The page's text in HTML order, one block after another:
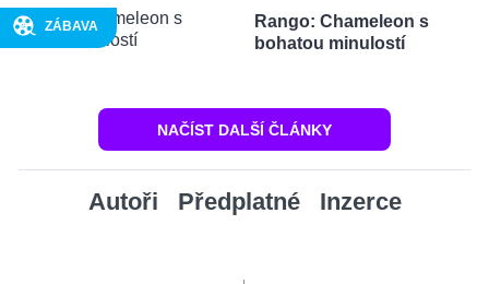
ZÁBAVA
Rango: Chameleon s
bohatou minulostí
NAČÍST DALŠÍ ČLÁNKY
Autoři Předplatné Inzerce